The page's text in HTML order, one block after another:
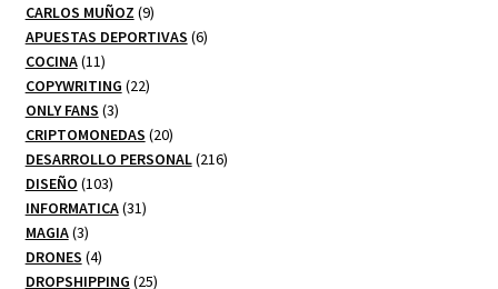
productos
CARLOS MUÑOZ 99
productos
APUESTAS DEPORTIVAS 66
COCINA 1111
productos
COPYWRITING 2222
ONLY FANS 33
productos
CRIPTOMONEDAS 2020
productos
DESARROLLO PERSONAL 216216
DISEÑO 103103
productos
INFORMATICA 3131
MAGIA 33
productos
DRONES 44
productos
DROPSHIPPING 2525